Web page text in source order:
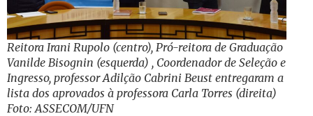
Reitora Irani Rupolo (centro), Pró-reitora de Graduação
Vanilde Bisognin (esquerda) , Coordenador de Seleção e
Ingresso, professor Adilção Cabrini Beust entregaram a
lista dos aprovados à professora Carla Torres (direita)
Foto: ASSECOM/UFN